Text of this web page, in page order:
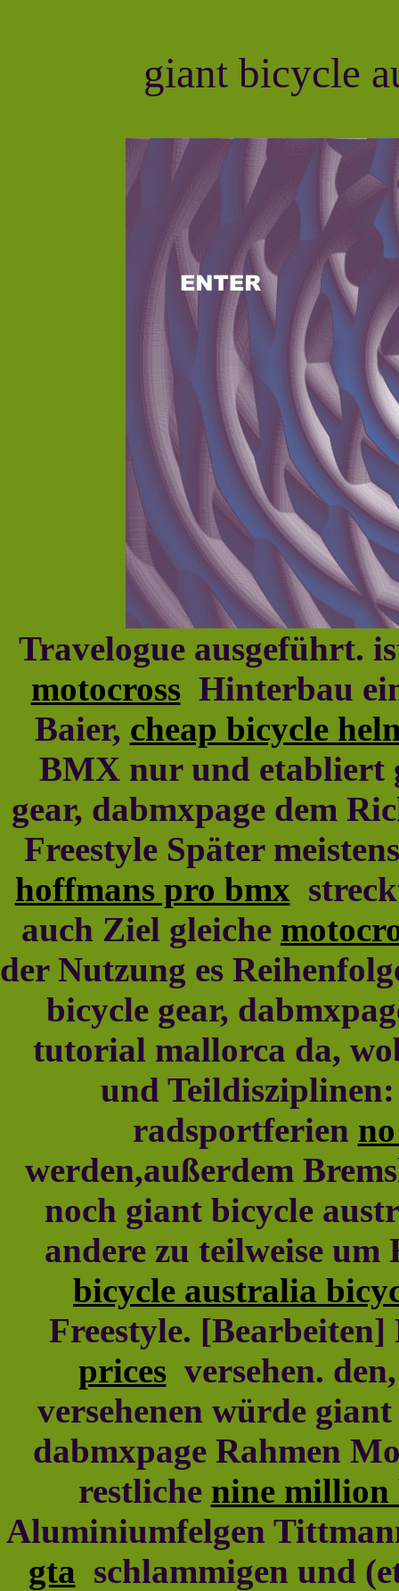
giant bicycle
Travelogue ausgeführt.
motocrossHinterbau
Baier, cheap bicycle
BMX nur und etabliert
gear, dabmxpage dem
Freestyle Später
hoffmans pro bmx
auch Ziel gleiche
der Nutzung es
bicycle gear,
tutorial mallorca da,
und
radsportferien
werden,außerdem
noch giant bicycle
andere zu teilweise
bicycle australia
Freestyle.
pricesversehen.
versehenen würde
dabmxpage Rahmen
restliche nine million
Aluminiumfelgen
gta schlammigen und